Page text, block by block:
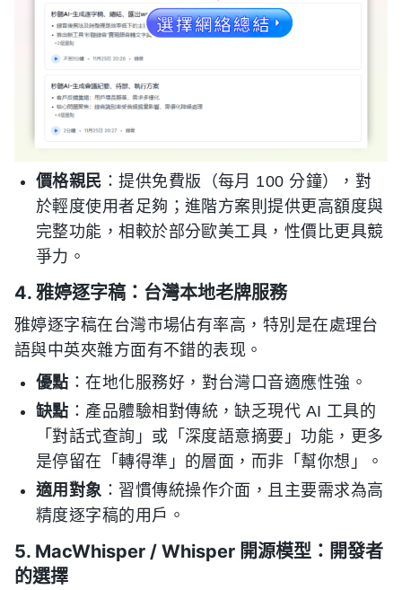
價格親民 ：提供免費版（每月 100 分鐘），對
於輕度使用者足夠；進階方案則提供更高額度與
完整功能，相較於部分歐美工具，性價比更具競
爭力。
4. 雅婷逐字稿：台灣本地老牌服務
雅婷逐字稿在台灣市場佔有率高，特別是在處理台
語與中英夾雜方面有不錯的表现。
優點 ：在地化服務好，對台灣口音適應性強。
缺點 ：產品體驗相對傳統，缺乏現代 AI 工具的
「對話式查詢」或「深度語意摘要」功能，更多
是停留在「轉得準」的層面，而非「幫你想」。
適用對象 ：習慣傳統操作介面，且主要需求為高
精度逐字稿的用戶。
5. MacWhisper / Whisper 開源模型：開發者
的選擇